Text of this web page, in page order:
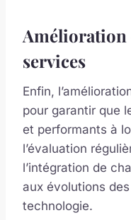
Amélioration
services
Enfin,
pour garantir que
et performants à
l’évaluation
l’intégration de
aux évolutions
technologie.